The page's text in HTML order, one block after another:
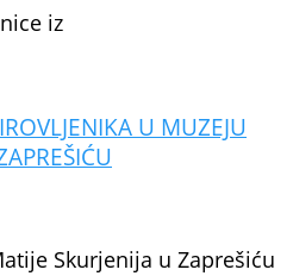
iz
U MUZEJU
Skurjenija u Zaprešiću